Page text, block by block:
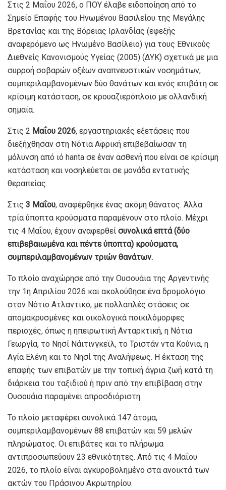
Στις 2 Μαΐου 2026, ο ΠΟΥ έλαβε ειδοποίηση από το
Σημείο Επαφής του Ηνωμένου Βασιλείου της Μεγάλης
Βρετανίας και της Βόρειας Ιρλανδίας (εφεξής
αναφερόμενο ως Ηνωμένο Βασίλειο) για τους Εθνικούς
Διεθνείς Κανονισμούς Υγείας (2005) (ΔΥΚ) σχετικά με μια
συρροή σοβαρών οξέων αναπνευστικών νοσημάτων,
συμπεριλαμβανομένων δύο θανάτων και ενός επιβάτη σε
κρίσιμη κατάσταση, σε κρουαζιερόπλοιο με ολλανδική
σημαία.
Στις 2 Μαΐου 2026, εργαστηριακές εξετάσεις που
διεξήχθησαν στη Νότια Αφρική επιβεβαίωσαν τη
μόλυνση από ιό hanta σε έναν ασθενή που είναι σε κρίσιμη
κατάσταση και νοσηλεύεται σε μονάδα εντατικής
θεραπείας.
Στις 3 Μαΐου, αναφέρθηκε ένας ακόμη θάνατος. Άλλα
τρία ύποπτα κρούσματα παραμένουν στο πλοίο. Μέχρι
τις 4 Μαΐου, έχουν αναφερθεί συνολικά επτά (δύο
επιβεβαιωμένα και πέντε ύποπτα) κρούσματα,
συμπεριλαμβανομένων τριών θανάτων.
Το πλοίο αναχώρησε από την Ουσουάια της Αργεντινής
την 1η Απριλίου 2026 και ακολούθησε ένα δρομολόγιο
στον Νότιο Ατλαντικό, με πολλαπλές στάσεις σε
απομακρυσμένες και οικολογικά ποικιλόμορφες
περιοχές, όπως η ηπειρωτική Ανταρκτική, η Νότια
Γεωργία, το Νησί Νάιτινγκεϊλ, το Τριστάν ντα Κούνια, η
Αγία Ελένη και το Νησί της Αναλήψεως. Η έκταση της
επαφής των επιβατών με την τοπική άγρια ​​ζωή κατά τη
διάρκεια του ταξιδιού ή πριν από την επιβίβαση στην
Ουσουάια παραμένει απροσδιόριστη.
Το πλοίο μεταφέρει συνολικά 147 άτομα,
συμπεριλαμβανομένων 88 επιβατών και 59 μελών
πληρώματος. Οι επιβάτες και το πλήρωμα
αντιπροσωπεύουν 23 εθνικότητες. Από τις 4 Μαΐου
2026, το πλοίο είναι αγκυροβολημένο στα ανοικτά των
ακτών του Πράσινου Ακρωτηρίου.